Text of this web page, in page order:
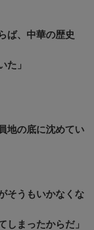
ば、中華の歴史
た」
地の底に沈めてい
そうもいかなくな
しまったからだ」